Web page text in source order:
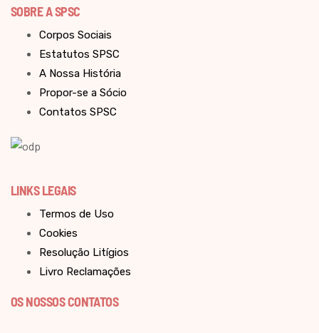
SOBRE A SPSC
Corpos Sociais
Estatutos SPSC
A Nossa História
Propor-se a Sócio
Contatos SPSC
LINKS LEGAIS
Termos de Uso
Cookies
Resolução Litígios
Livro Reclamações
OS NOSSOS CONTATOS